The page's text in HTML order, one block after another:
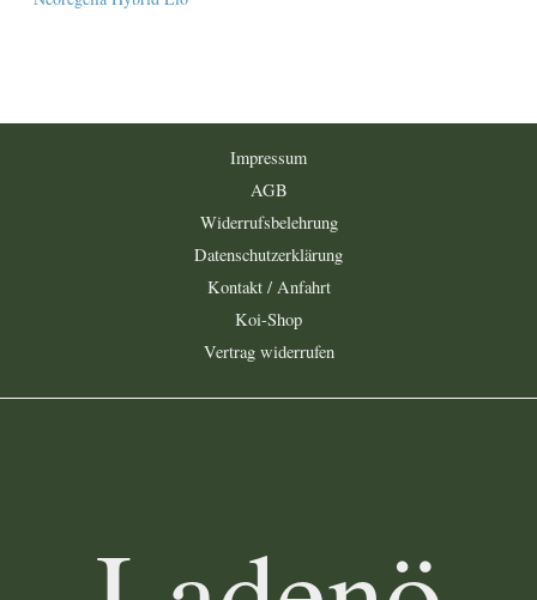
Impressum
AGB
Widerrufsbelehrung
Datenschutzerklärung
Kontakt / Anfahrt
Koi-Shop
Vertrag widerrufen